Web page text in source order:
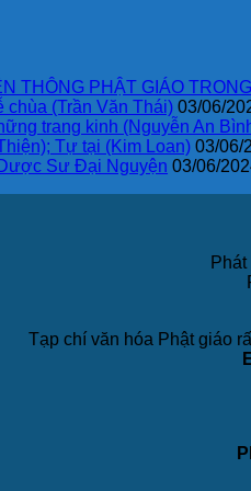
THÔNG PHẬT GIÁO
chùa (Trần Văn Thái) 03/06/
trang kinh (Nguyễn An
Tự tại (Kim Loan) 03/06/
Sư Đại Nguyện 03/06/
Tạp chí văn hóa Phật giáo